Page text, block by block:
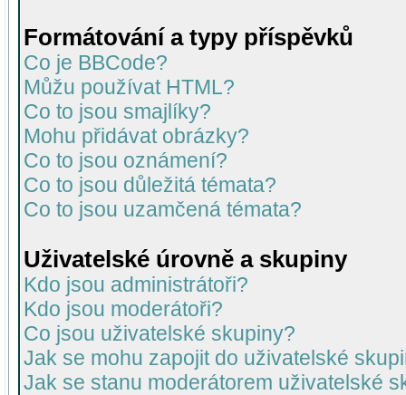
Formátování a typy příspěvků
Co je BBCode?
Můžu používat HTML?
Co to jsou smajlíky?
Mohu přidávat obrázky?
Co to jsou oznámení?
Co to jsou důležitá témata?
Co to jsou uzamčená témata?
Uživatelské úrovně a skupiny
Kdo jsou administrátoři?
Kdo jsou moderátoři?
Co jsou uživatelské skupiny?
Jak se mohu zapojit do uživatelské
Jak se stanu moderátorem uživatelské